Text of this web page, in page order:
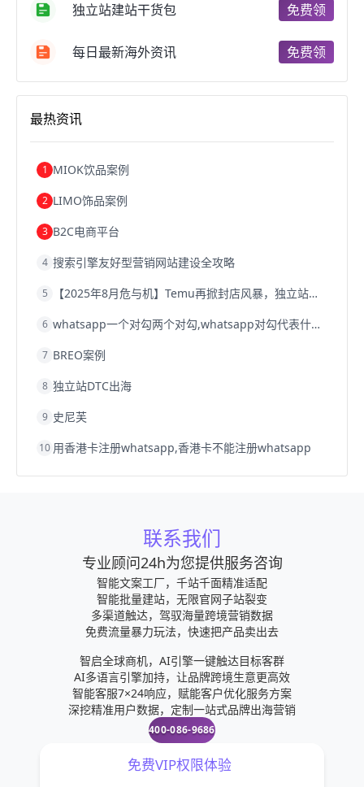
天津跨境电商东南亚跨境电商
跨境电商b2b阿里巴巴跨境电商
跨境电商关税
跨境电商建站
浙江跨境电商宁波跨境电商跨境电商的模式
跨境电商优势跨境电商的优势
独立站建站干货包 免费领
每日最新海外资讯 免费领
最热资讯
1 MIOK饮品案例
2 LIMO饰品案例
3 B2C电商平台
4 搜索引擎友好型营销网站建设全攻略
5 【2025年8月危与机】Temu再掀封店风暴，独立站才是跨境卖家的避险通道
6 whatsapp一个对勾两个对勾,whatsapp对勾代表什么意思
7 BREO案例
8 独立站DTC出海
9 史尼芙
10 用香港卡注册whatsapp,香港卡不能注册whatsapp
联系我们
专业顾问24h为您提供服务咨询
智能文案工厂，千站千面精准适配
智能批量建站，无限官网子站裂变
多渠道触达，驾驭海量跨境营销数据
免费流量暴力玩法，快速把产品卖出去
智启全球商机，AI引擎一键触达目标客群
AI多语言引擎加持，让品牌跨境生意更高效
智能客服7×24响应，赋能客户优化服务方案
深挖精准用户数据，定制一站式品牌出海营销
400-086-9686